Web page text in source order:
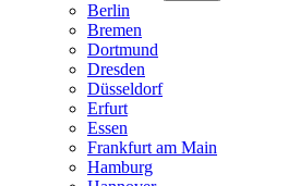
Berlin
Bremen
Dortmund
Dresden
Düsseldorf
Erfurt
Essen
Frankfurt am Main
Hamburg